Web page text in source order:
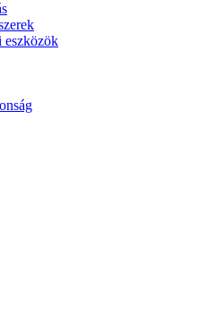
eszközök